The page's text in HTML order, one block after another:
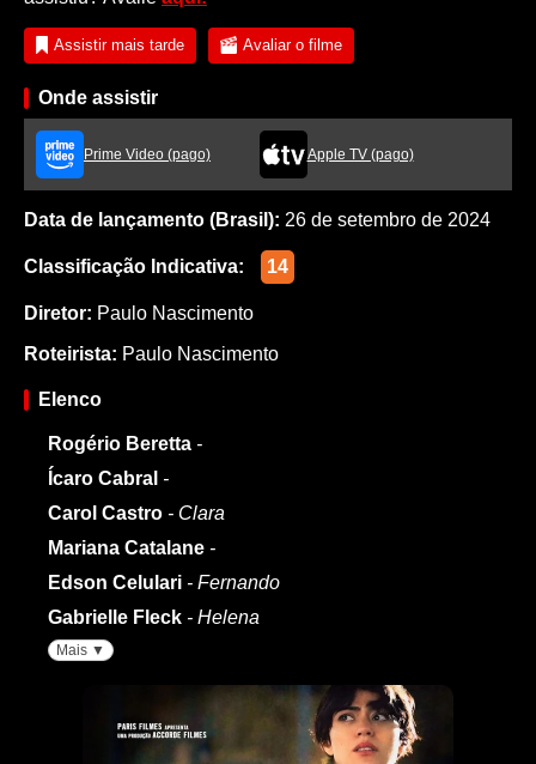
Assistir mais tarde Avaliar o filme
Onde assistir
Prime Video (pago) Apple TV (pago)
Data de lançamento (Brasil): 26 de setembro de 2024
Classificação Indicativa: 14
Diretor: Paulo Nascimento
Roteirista: Paulo Nascimento
Elenco
Rogério Beretta -
Ícaro Cabral -
Carol Castro - Clara
Mariana Catalane -
Edson Celulari - Fernando
Gabrielle Fleck - Helena
Mais ▼